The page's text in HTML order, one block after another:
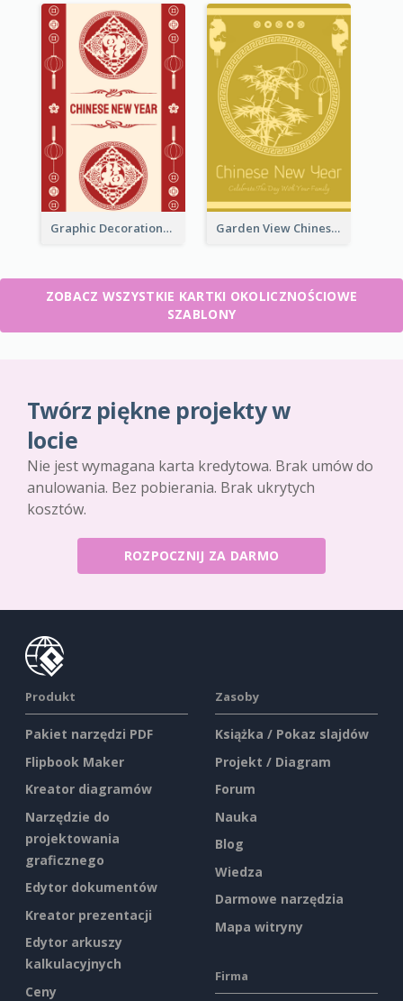
Graphic Decorations Chinese New Year Greeting Card Garden View Chinese New Year Greeting Card
ZOBACZ WSZYSTKIE KARTKI OKOLICZNOŚCIOWE
SZABLONY
Twórz piękne projekty w
locie
Nie jest wymagana karta kredytowa. Brak umów do
anulowania. Bez pobierania. Brak ukrytych
kosztów.
ROZPOCZNIJ ZA DARMO
Produkt
Pakiet narzędzi PDF
Flipbook Maker
Kreator diagramów
Narzędzie do
projektowania
graficznego
Edytor dokumentów
Kreator prezentacji
Edytor arkuszy
kalkulacyjnych
Ceny
Zasoby
Książka / Pokaz slajdów
Projekt / Diagram
Forum
Nauka
Blog
Wiedza
Darmowe narzędzia
Mapa witryny
Firma